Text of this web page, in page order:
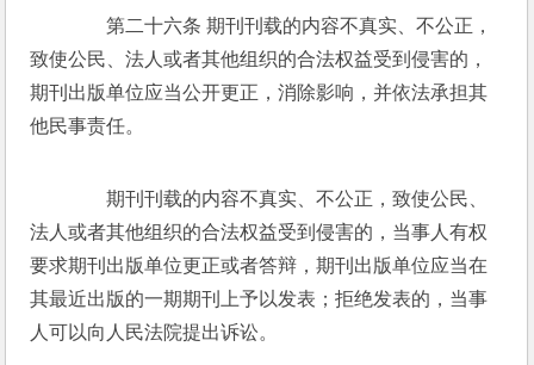
第二十六条 期刊刊载的内容不真实、不公正，
致使公民、法人或者其他组织的合法权益受到侵害的，
期刊出版单位应当公开更正，消除影响，并依法承担其
他民事责任。
期刊刊载的内容不真实、不公正，致使公民、
法人或者其他组织的合法权益受到侵害的，当事人有权
要求期刊出版单位更正或者答辩，期刊出版单位应当在
其最近出版的一期期刊上予以发表；拒绝发表的，当事
人可以向人民法院提出诉讼。